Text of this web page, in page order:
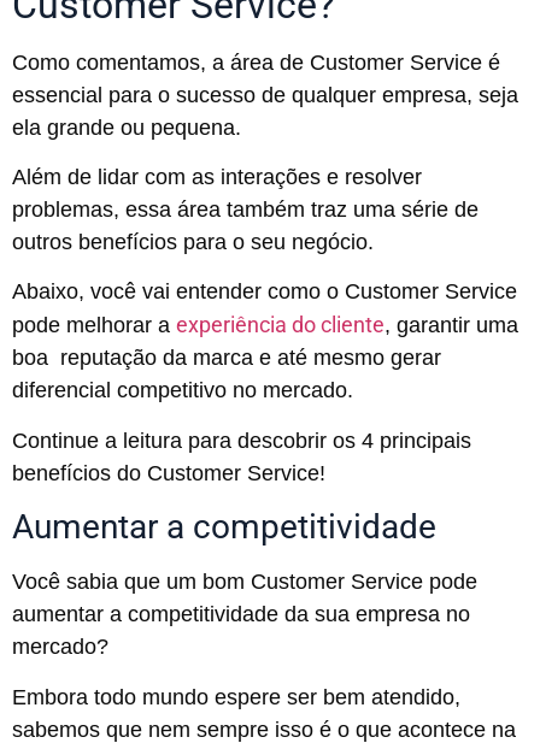
Como comentamos, a área de Customer Service é
essencial para o sucesso de qualquer empresa, seja
ela grande ou pequena.
Além de lidar com as interações e resolver
problemas, essa área também traz uma série de
outros benefícios para o seu negócio.
Abaixo, você vai entender como o Customer Service
pode melhorar a experiência do cliente, garantir uma
boa reputação da marca e até mesmo gerar
diferencial competitivo no mercado.
Continue a leitura para descobrir os 4 principais
benefícios do Customer Service!
Aumentar a competitividade
Você sabia que um bom Customer Service pode
aumentar a competitividade da sua empresa no
mercado?
Embora todo mundo espere ser bem atendido,
sabemos que nem sempre isso é o que acontece na